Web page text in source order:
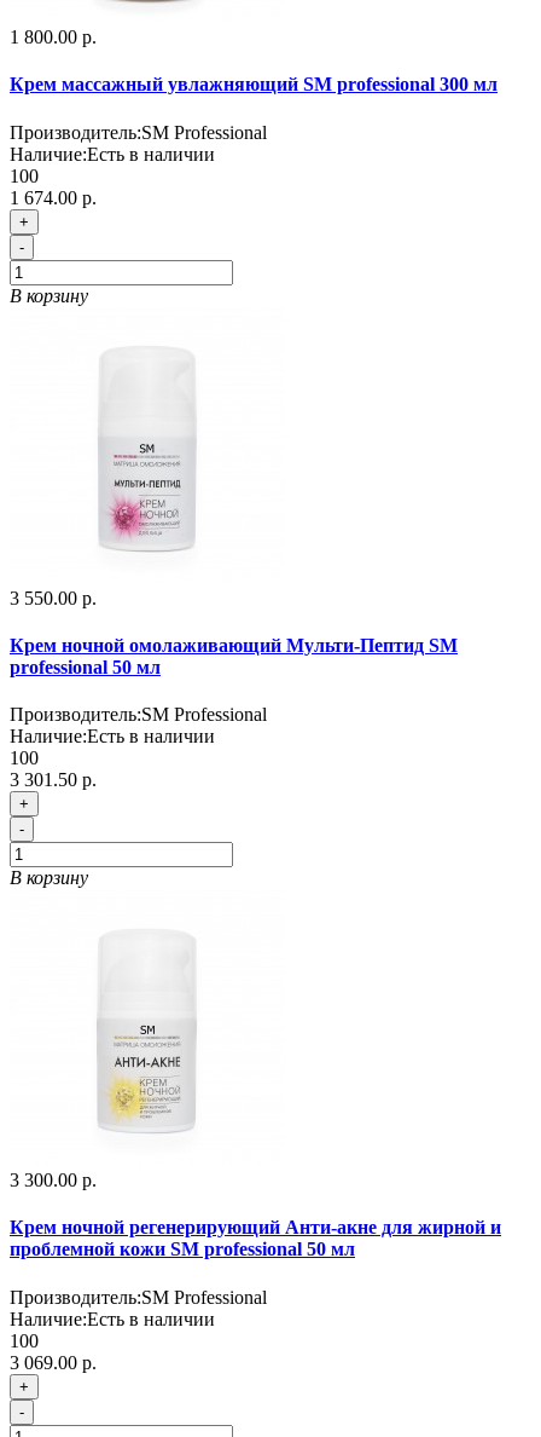
1 800.00 р.
Крем массажный увлажняющий SM professional 300 мл
Производитель:SM Professional
Наличие:Есть в наличии
100
1 674.00 р.
+
-
В корзину
3 550.00 р.
Крем ночной омолаживающий Мульти-Пептид SM
professional 50 мл
Производитель:SM Professional
Наличие:Есть в наличии
100
3 301.50 р.
+
-
В корзину
3 300.00 р.
Крем ночной регенерирующий Анти-акне для жирной и
проблемной кожи SM professional 50 мл
Производитель:SM Professional
Наличие:Есть в наличии
100
3 069.00 р.
+
-